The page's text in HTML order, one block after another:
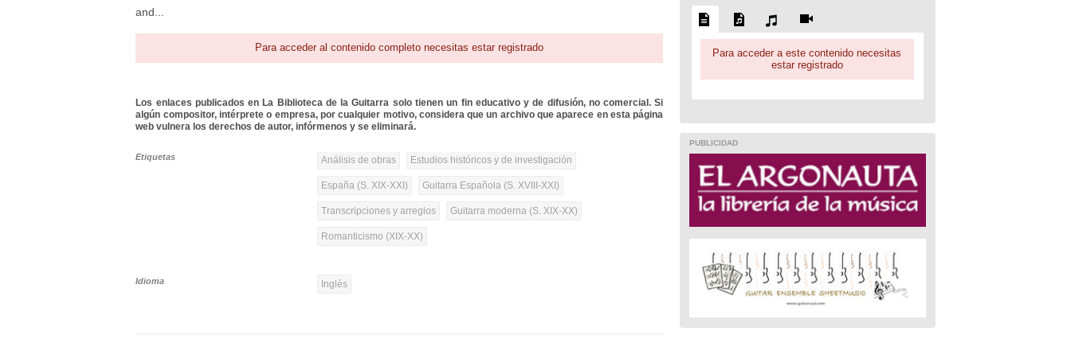
and...
Para acceder al contenido completo necesitas estar registrado
Los enlaces publicados en La Biblioteca de la Guitarra solo tienen un fin educativo y de difusión, no comercial. Si
algún compositor, intérprete o empresa, por cualquier motivo, considera que un archivo que aparece en esta página
web vulnera los derechos de autor, infórmenos y se eliminará.
Etiquetas Análisis de obras Estudios históricos y de investigación
España (S. XIX-XXI) Guitarra Española (S. XVIII-XXI)
Transcripciones y arreglos Guitarra moderna (S. XIX-XX)
Romanticismo (XIX-XX)
Idioma Inglés
Para acceder a este contenido necesitas
estar registrado
PUBLICIDAD